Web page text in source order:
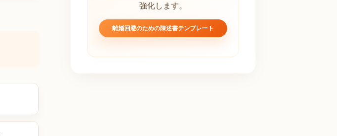
強化します。
離婚回避のための陳述書テンプレート